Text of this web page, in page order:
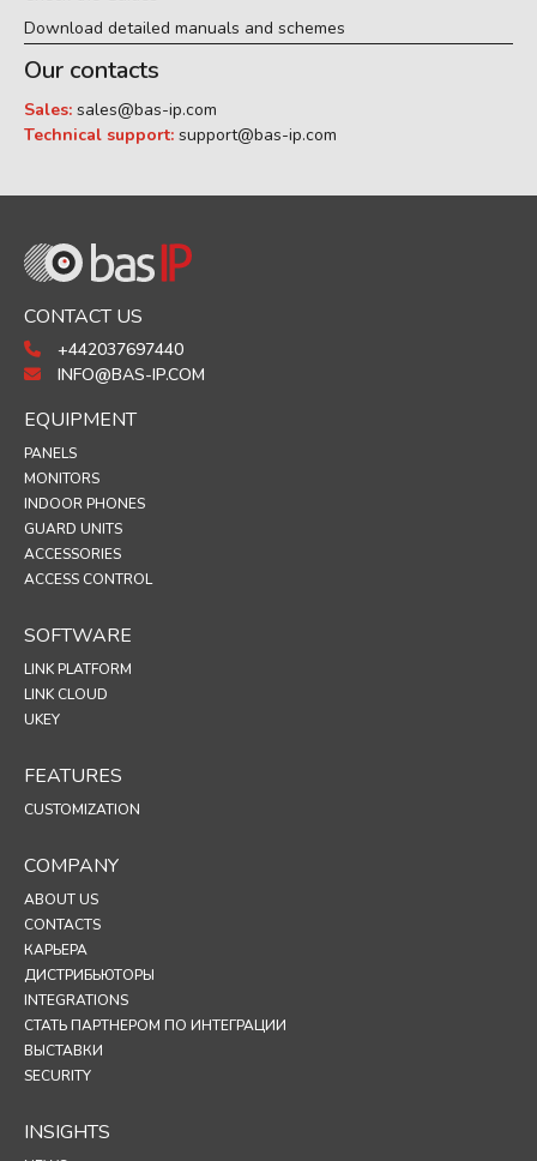
Download detailed manuals and schemes
Our contacts
Sales: sales@bas-ip.com
Technical support: support@bas-ip.com
CONTACT US
+442037697440
INFO@BAS-IP.COM
EQUIPMENT
PANELS
MONITORS
INDOOR PHONES
GUARD UNITS
ACCESSORIES
ACCESS CONTROL
SOFTWARE
LINK PLATFORM
LINK CLOUD
UKEY
FEATURES
CUSTOMIZATION
COMPANY
ABOUT US
CONTACTS
КАРЬЕРА
ДИСТРИБЬЮТОРЫ
INTEGRATIONS
СТАТЬ ПАРТНЕРОМ ПО ИНТЕГРАЦИИ
ВЫСТАВКИ
SECURITY
INSIGHTS